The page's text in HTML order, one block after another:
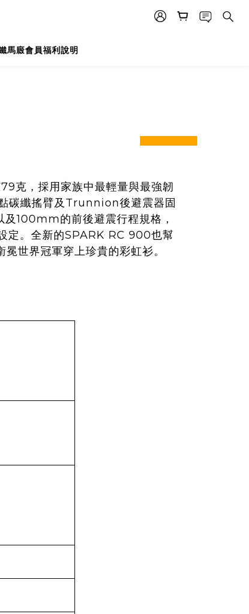
馬廄會員福利說明
prev next
克，採用家族中最輕量與最強韌
碳纖搖臂及Trunnion後避震器固
及100mm的前後避震行程規格，
定。全新的SPARK RC 900也幫
世界冠軍穿上珍貴的彩虹衫。